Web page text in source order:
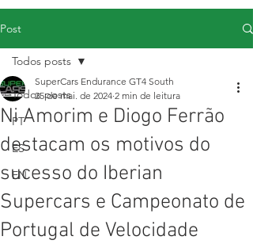
Post
Todos posts
PT
ES
EN
Todos posts
Ni Amorim e Diogo Ferrão
destacam os motivos do
sucesso do Iberian
Supercars e Campeonato de
Portugal de Velocidade
SuperCars Endurance GT4 South
25 de mai. de 2024 2 min de leitura